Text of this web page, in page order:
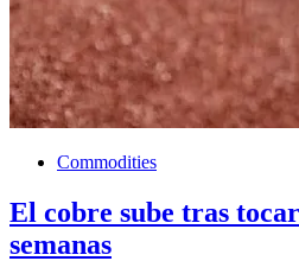
Commodities
El cobre sube tras
semanas